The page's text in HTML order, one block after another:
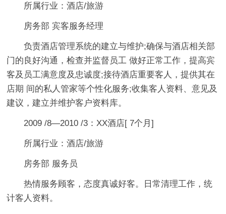
所属行业：酒店/旅游
房务部 宾客服务经理
负责酒店管理系统的建立与维护;确保与酒店相关部
门的良好沟通，检查并监督员工 做好正常工作，提高宾
客及员工满意度及忠诚度;接待酒店重要客人，提供其在
店期 间的私人管家等个性化服务;收集客人资料、意见及
建议，建立并维护客户资料库。
2009 /8—2010 /3：XX酒店[ 7个月]
所属行业：酒店/旅游
房务部 服务员
热情服务顾客，态度真诚好客。日常清理工作，统
计客人资料。